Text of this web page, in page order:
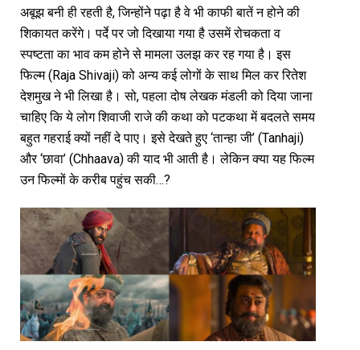
अबूझ बनी ही रहती है, जिन्होंने पढ़ा है वे भी काफी बातें न होने की
शिकायत करेंगे। पर्दे पर जो दिखाया गया है उसमें रोचकता व
स्पष्टता का भाव कम होने से मामला उलझ कर रह गया है। इस
फिल्म (Raja Shivaji) को अन्य कई लोगों के साथ मिल कर रितेश
देशमुख ने भी लिखा है। सो, पहला दोष लेखक मंडली को दिया जाना
चाहिए कि ये लोग शिवाजी राजे की कथा को पटकथा में बदलते समय
बहुत गहराई क्यों नहीं दे पाए। इसे देखते हुए ‘तान्हा जी’ (Tanhaji)
और ‘छावा’ (Chhaava) की याद भी आती है। लेकिन क्या यह फिल्म
उन फिल्मों के करीब पहुंच सकी…?